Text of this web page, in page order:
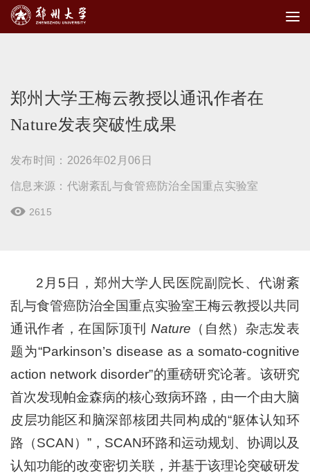
郑州大学王梅云教授以通讯作者在
Nature发表突破性成果
发布时间：2026年02月06日
信息来源：代谢紊乱与食管癌防治全国重点实验室
 2615
2月5日，郑州大学人民医院副院长、代谢紊
乱与食管癌防治全国重点实验室王梅云教授以共同
通讯作者，在国际顶刊 Nature （自然）杂志发表
题为“Parkinson’s disease as a somato-cognitive
action network disorder”的重磅研究论著。该研究
首次发现帕金森病的核心致病环路，由一个由大脑
皮层功能区和脑深部核团共同构成的“躯体认知环
路（SCAN）”，SCAN环路和运动规划、协调以及
认知功能的改变密切关联，并基于该理论突破研发